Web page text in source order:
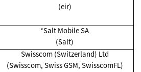
(eir)
*Salt Mobile SA
(Salt)
Swisscom (Switzerland) Ltd
(Swisscom, Swiss GSM, SwisscomFL)